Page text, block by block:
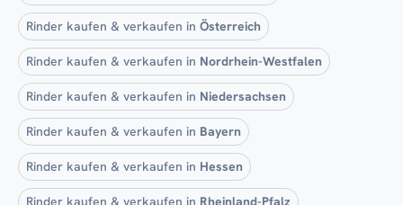
Rinder kaufen & verkaufen in Österreich
Rinder kaufen & verkaufen in Nordrhein-Westfalen
Rinder kaufen & verkaufen in Niedersachsen
Rinder kaufen & verkaufen in Bayern
Rinder kaufen & verkaufen in Hessen
Rinder kaufen & verkaufen in Rheinland-Pfalz